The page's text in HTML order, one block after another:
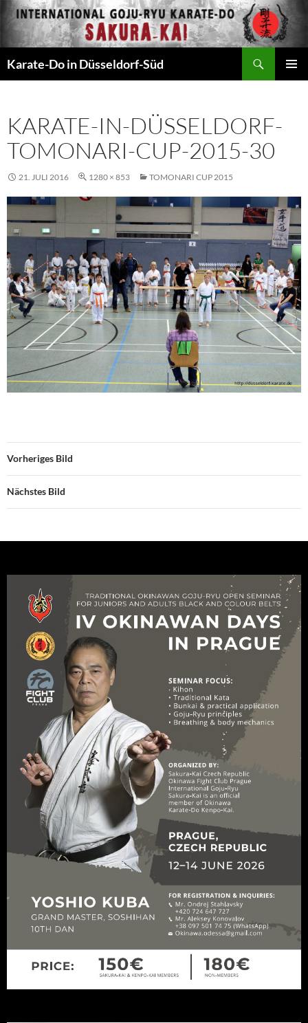
Zum
Inhalt
springen
Karate-Do in Düsseldorf-Süd
KARATE-IN-DÜSSELDORF-
TOMONARI-CUP-2015-30
21. JULI 2016 1280 × 853 TOMONARI CUP 2015
Vorheriges Bild
Nächstes Bild